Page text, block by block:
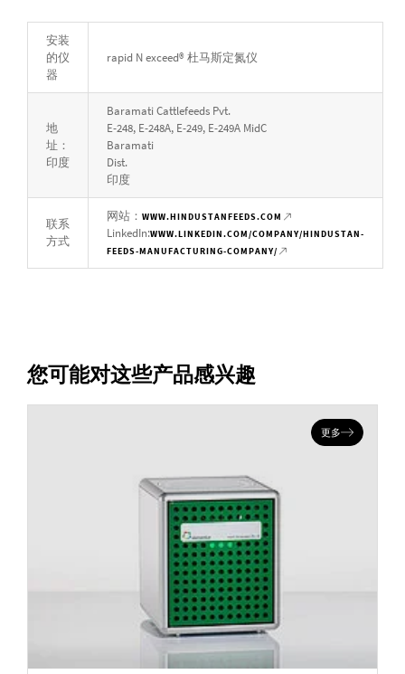
安装
的仪
器
rapid N exceed® 杜马斯定氮仪
地
址：
印度
Baramati Cattlefeeds Pvt.
E-248, E-248A, E-249, E-249A MidC
Baramati
Dist.
印度
联系
方式
网站： WWW.HINDUSTANFEEDS.COM
LinkedIn:WWW.LINKEDIN.COM/COMPANY/HINDUSTAN-
FEEDS-MANUFACTURING-COMPANY/
您可能对这些产品感兴趣
更多